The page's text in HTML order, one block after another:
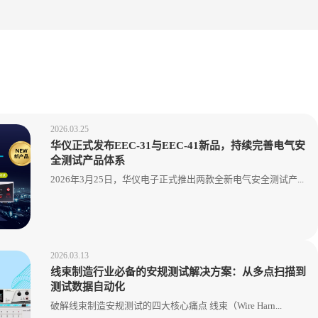
2026.03.25
华仪正式发布EEC-31与EEC-41新品，持续完善电气安
全测试产品体系
2026年3月25日，华仪电子正式推出两款全新电气安全测试产...
2026.03.13
线束制造行业必备的安规测试解决方案：从多点扫描到
测试数据自动化
破解线束制造安规测试的四大核心痛点 线束（Wire Harn...